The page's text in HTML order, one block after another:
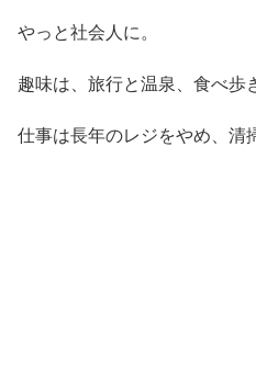
やっと社会人に。
趣味は、旅行と温泉、食べ歩
仕事は長年のレジをやめ、清